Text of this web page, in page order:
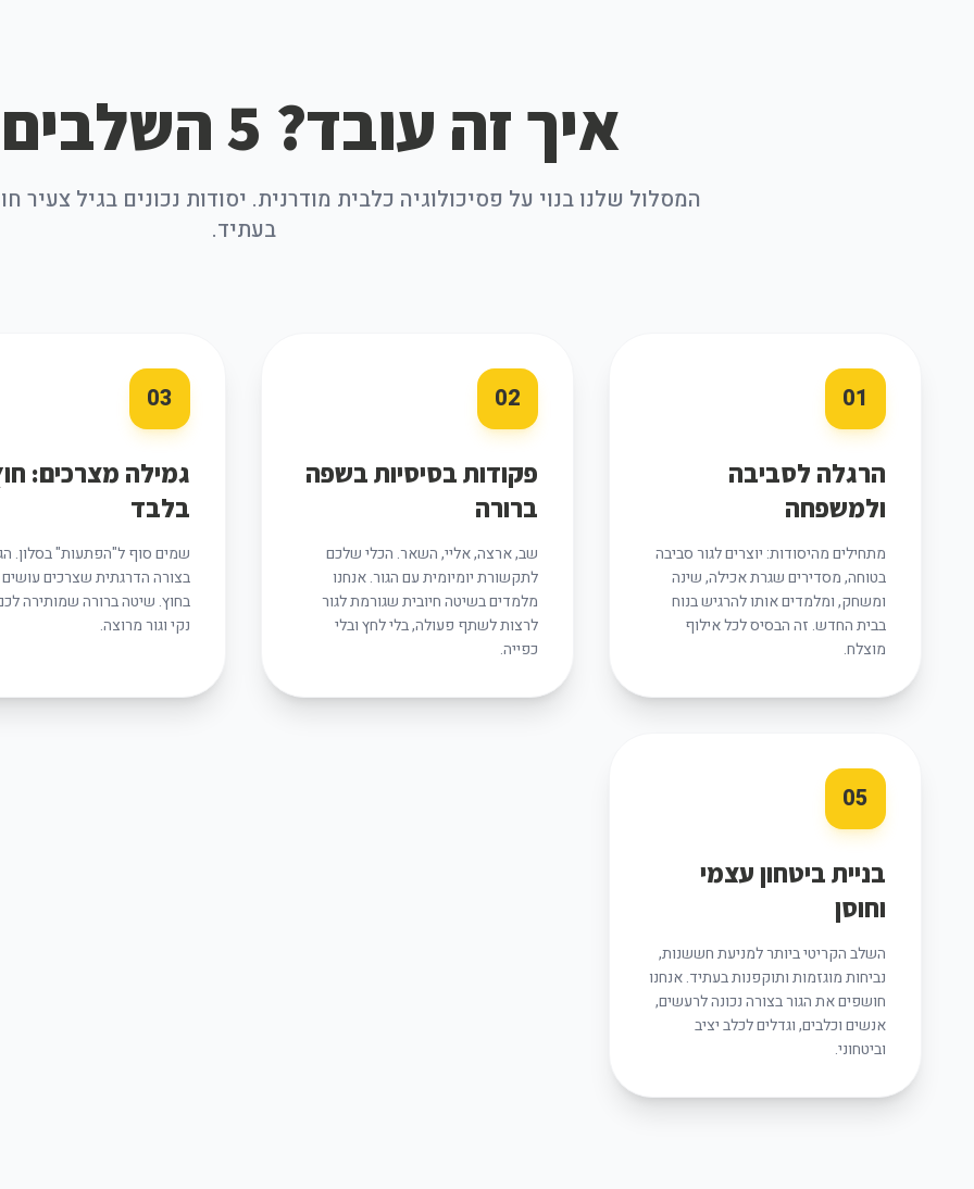
איך זה עובד? 5 השלבים שלנו
המסלול שלנו בנוי על פסיכולוגיה כלבית מודרנית. יסודות נכונים בגיל צעיר
בעתיד.
01
הרגלה לסביבה
ולמשפחה
מתחילים מהיסודות: יוצרים לגור סביבה
בטוחה, מסדירים שגרת אכילה, שינה
ומשחק, ומלמדים אותו להרגיש בנוח
בבית החדש. זה הבסיס לכל אילוף
מוצלח.
02
פקודות בסיסיות בשפה
ברורה
שב, ארצה, אליי, השאר. הכלי שלכם
לתקשורת יומיומית עם הגור. אנחנו
מלמדים בשיטה חיובית שגורמת לגור
לרצות לשתף פעולה, בלי לחץ ובלי
כפייה.
03
גמילה מצרכים:
בלבד
שמים סוף ל"הפתעות" בסלון.
בצורה הדרגתית שצרכים
בחוץ. שיטה ברורה שמותירה
נקי וגור מרוצה.
05
בניית ביטחון עצמי
וחוסן
השלב הקריטי ביותר למניעת חששנות,
נביחות מוגזמות ותוקפנות בעתיד. אנחנו
חושפים את הגור בצורה נכונה לרעשים,
אנשים וכלבים, וגדלים לכלב יציב
וביטחוני.